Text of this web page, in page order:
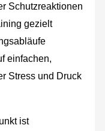
Schutzreaktionen
gezielt
einfachen,
Stress und Druck
ist